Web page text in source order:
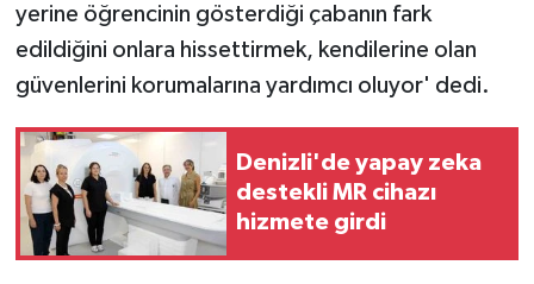
yerine öğrencinin gösterdiği çabanın fark
edildiğini onlara hissettirmek, kendilerine olan
güvenlerini korumalarına yardımcı oluyor' dedi.
Denizli'de yapay zeka
destekli MR cihazı
hizmete girdi
YEREL
Yerel Haberler